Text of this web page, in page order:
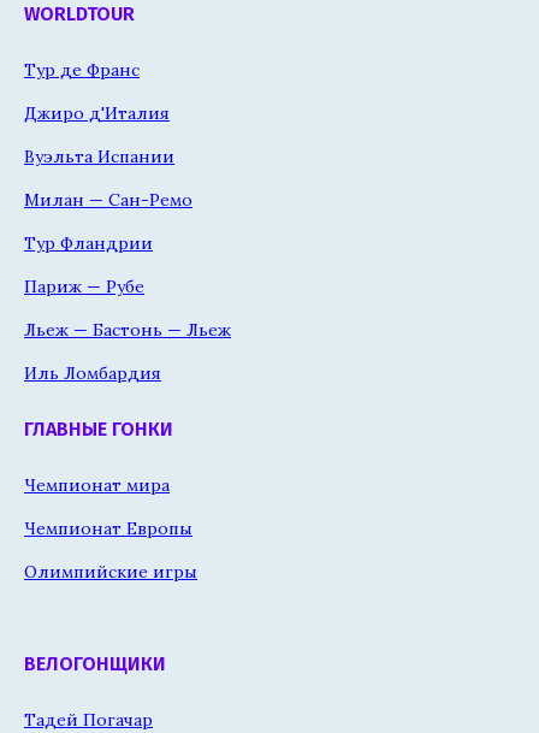
WORLDTOUR
Тур де Франс
Джиро д'Италия
Вуэльта Испании
Милан — Сан-Ремо
Тур Фландрии
Париж — Рубе
Льеж — Бастонь — Льеж
Иль Ломбардия
ГЛАВНЫЕ ГОНКИ
Чемпионат мира
Чемпионат Европы
Олимпийские игры
ВЕЛОГОНЩИКИ
Тадей Погачар